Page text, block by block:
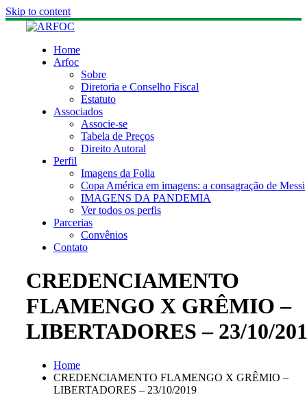
Skip to content
Home
Arfoc
Sobre
Diretoria e Conselho Fiscal
Estatuto
Associados
Associe-se
Tabela de Preços
Direito Autoral
Perfil
Imagens da Folia
Copa América em imagens: a consagração de Messi
IMAGENS DA PANDEMIA
Ver todos os perfis
Parcerias
Convênios
Contato
CREDENCIAMENTO
FLAMENGO X GRÊMIO –
LIBERTADORES – 23/10/
Home
CREDENCIAMENTO FLAMENGO X GRÊMIO –
LIBERTADORES – 23/10/2019